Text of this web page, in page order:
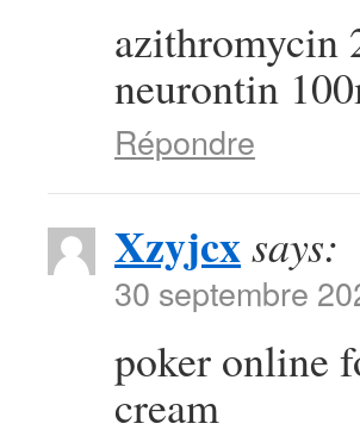
azithromycin
neurontin
Répondre
Xzyjcxsays:
30 septembre
poker online
cream